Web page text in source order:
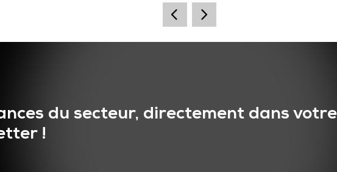
du secteur, directement dans
!